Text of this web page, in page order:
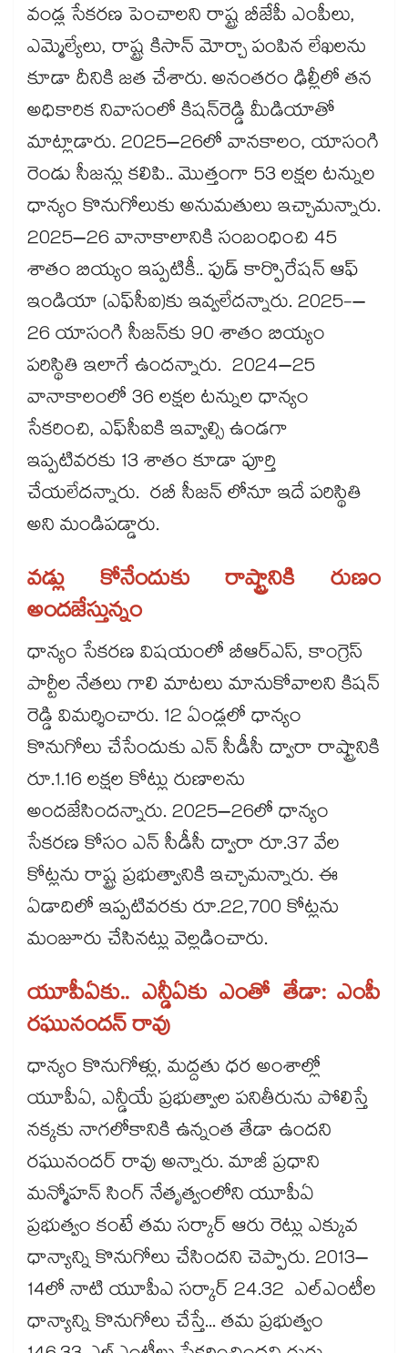
వండ్ల సేకరణ పెంచాలని రాష్ట్ర బీజేపీ ఎంపీలు,
ఎమ్మెల్యేలు, రాష్ట్ర కిసాన్ మోర్చా పంపిన లేఖలను
కూడా దీనికి జత చేశారు. అనంతరం ఢిల్లీలో తన
అధికారిక నివాసంలో కిషన్‌‌‌‌‌‌‌‌‌‌‌‌‌‌‌‌రెడ్డి మీడియాతో
మాట్లాడారు. 2025–26లో వానకాలం, యాసంగి
రెండు సీజన్లు కలిపి.. మొత్తంగా 53 లక్షల టన్నుల
ధాన్యం కొనుగోలుకు అనుమతులు ఇచ్చామన్నారు.
2025–26 వానాకాలానికి సంబంధించి 45
శాతం బియ్యం ఇప్పటికీ.. ఫుడ్ కార్పొరేషన్ ఆఫ్
ఇండియా (ఎఫ్‌‌‌‌‌‌‌‌‌‌‌‌‌‌‌‌సీఐ)కు ఇవ్వలేదన్నారు. 2025-–
26 యాసంగి సీజన్‌‌‌‌‌‌‌‌‌‌‌‌‌‌‌‌కు 90 శాతం బియ్యం
పరిస్థితి ఇలాగే ఉందన్నారు. 2024–25
వానాకాలంలో 36 లక్షల టన్నుల ధాన్యం
సేకరించి, ఎఫ్‌‌‌‌‌‌‌‌‌‌‌‌‌‌‌‌సీఐకి ఇవ్వాల్సి ఉండగా
ఇప్పటివరకు 13 శాతం కూడా పూర్తి
చేయలేదన్నారు. రబీ సీజన్‌‌‌‌‌‌‌‌‌‌‌‌‌‌‌‌ లోనూ ఇదే పరిస్థితి
అని మండిపడ్డారు.
వడ్లు కోనేందుకు రాష్ట్రానికి రుణం
అందజేస్తున్నం
ధాన్యం సేకరణ విషయంలో బీఆర్ఎస్, కాంగ్రెస్
పార్టీల నేతలు గాలి మాటలు మానుకోవాలని కిషన్​
రెడ్డి విమర్శించారు. 12 ఏండ్లలో ధాన్యం
కొనుగోలు చేసేందుకు ఎన్ సీడీసీ ద్వారా రాష్ట్రానికి
రూ.1.16 లక్షల కోట్లు రుణాలను
అందజేసిందన్నారు. 2025–26లో ధాన్యం
సేకరణ కోసం ఎన్ సీడీసీ ద్వారా రూ.37 వేల
కోట్లను రాష్ట్ర ప్రభుత్వానికి ఇచ్చామన్నారు. ఈ
ఏడాదిలో ఇప్పటివరకు రూ.22,700 కోట్లను
మంజూరు చేసినట్లు వెల్లడించారు.
యూపీఏకు.. ఎన్డీఏకు ఎంతో తేడా: ఎంపీ
రఘునందన్ రావు
ధాన్యం కొనుగోళ్లు, మద్దతు ధర అంశాల్లో
యూపీఏ, ఎన్డీయే ప్రభుత్వాల పనితీరును పోలిస్తే
నక్కకు నాగలోకానికి ఉన్నంత తేడా ఉందని
రఘునందర్ రావు అన్నారు. మాజీ ప్రధాని
మన్మోహన్ సింగ్ నేతృత్వంలోని యూపీఏ
ప్రభుత్వం కంటే తమ సర్కార్ ఆరు రెట్లు ఎక్కువ
ధాన్యాన్ని కొనుగోలు చేసిందని చెప్పారు. 2013–
14లో నాటి యూపీఎ సర్కార్ 24.32 ఎల్ఎంటీల
ధాన్యాన్ని కొనుగోలు చేస్తే... తమ ప్రభుత్వం